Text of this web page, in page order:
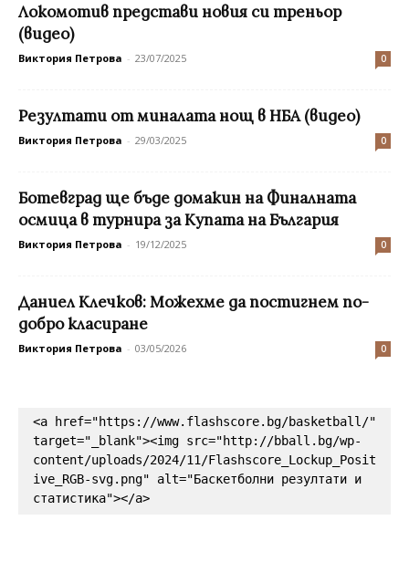
Локомотив представи новия си треньор
(видео)
Виктория Петрова - 23/07/2025 0
Резултати от миналата нощ в НБА (видео)
Виктория Петрова - 29/03/2025 0
Ботевград ще бъде домакин на Финалната
осмица в турнира за Купата на България
Виктория Петрова - 19/12/2025 0
Даниел Клечков: Можехме да постигнем по-
добро класиране
Виктория Петрова - 03/05/2026 0
<a href="https://www.flashscore.bg/basketball/"
target="_blank"><img src="http://bball.bg/wp-
content/uploads/2024/11/Flashscore_Lockup_Posit
ive_RGB-svg.png" alt="Баскетболни резултати и
статистика"></a>